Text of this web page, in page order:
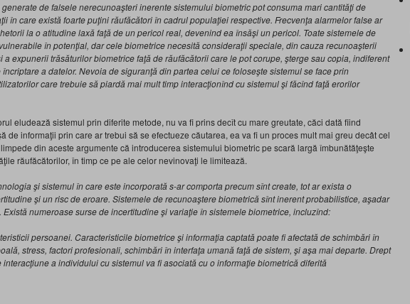
generate de falsele nerecunoaşteri inerente sistemului biometric pot consuma mari cantităţi de
în care există foarte puţini răufăcători în cadrul populaţiei respective. Frecvenţa alarmelor false ar
la o atitudine laxă faţă de un pericol real, devenind ea însăşi un pericol. Toate sistemele de
în potenţial, dar cele biometrice necesită consideraţii speciale, din cauza recunoaşterii
a expunerii trăsăturilor biometrice faţă de răufăcătorii care le pot corupe, şterge sau copia, indiferent
a datelor. Nevoia de siguranţă din partea celui ce foloseşte sistemul se face prin
care trebuie să piardă mai mult timp interacţionînd cu sistemul şi făcînd faţă erorilor
eludează sistemul prin diferite metode, nu va fi prins decît cu mare greutate, căci dată fiind
de informaţii prin care ar trebui să se efectueze căutarea, ea va fi un proces mult mai greu decât cel
din aceste argumente că introducerea sistemului biometric pe scară largă îmbunătăţeşte
răufăcătorilor, în timp ce pe ale celor nevinovaţi le limitează.
şi sistemul în care este incorporată s-ar comporta precum sînt create, tot ar exista o
şi un risc de eroare. Sistemele de recunoaştere biometrică sînt inerent probabilistice, aşadar
numeroase surse de incertitudine şi variaţie în sistemele biometrice, incluzînd:
persoanei. Caracteristicile biometrice şi informaţia captată poate fi afectată de schimbări în
stress, factori profesionali, schimbări în interfaţa umană faţă de sistem, şi aşa mai departe. Drept
interacţiune a individului cu sistemul va fi asociată cu o informaţie biometrică diferită